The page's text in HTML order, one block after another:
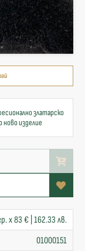
златарско
ново изделие
x 83 € | 162.33 лв.
01000151